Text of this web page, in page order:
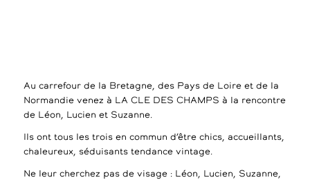
Au carrefour de la Bretagne, des Pays de Loire et de la
Normandie venez à LA CLE DES CHAMPS à la rencontre
de Léon, Lucien et Suzanne.
Ils ont tous les trois en commun d’être chics, accueillants,
chaleureux, séduisants tendance vintage.
Ne leur cherchez pas de visage : Léon, Lucien, Suzanne,